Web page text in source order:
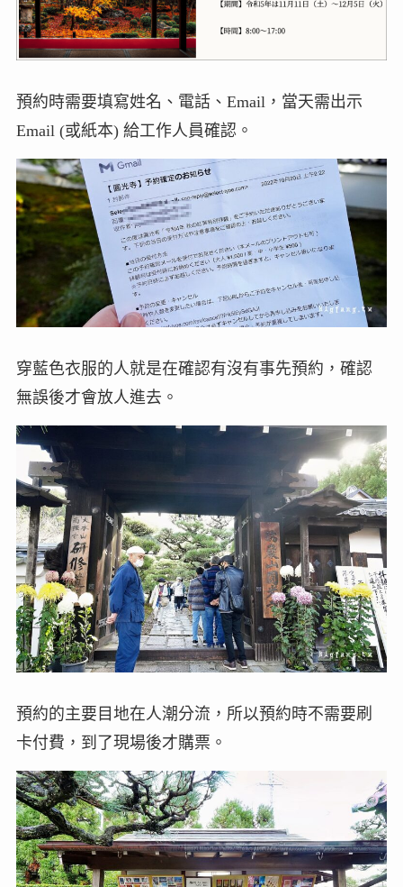
預約時需要填寫姓名、電話、Email，當天需出示
Email (或紙本) 給工作人員確認。
穿藍色衣服的人就是在確認有沒有事先預約，確認
無誤後才會放人進去。
預約的主要目地在人潮分流，所以預約時不需要刷
卡付費，到了現場後才購票。